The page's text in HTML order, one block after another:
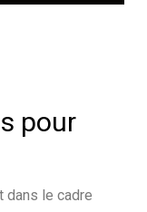
pour
dans le cadre